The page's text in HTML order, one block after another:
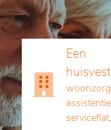
Een